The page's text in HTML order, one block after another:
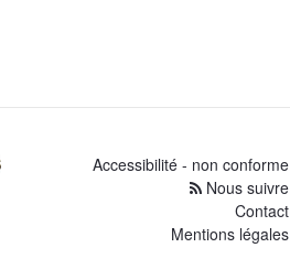
Accessibilité - non conforme
Nous suivre
Contact
Mentions légales